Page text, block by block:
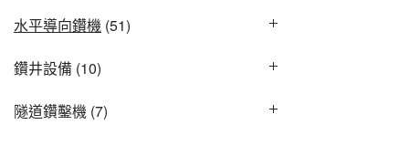
水平導向鑽機 (51)
鑽井設備 (10)
隧道鑽鑿機 (7)